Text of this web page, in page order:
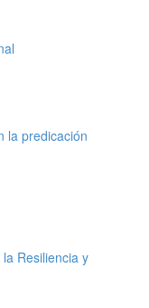
la predicación
Resiliencia y